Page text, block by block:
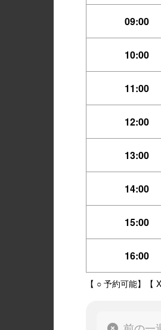
09:00
10:00
11:00
12:00
13:00
14:00
15:00
16:00
【 ○ 予約可能】【